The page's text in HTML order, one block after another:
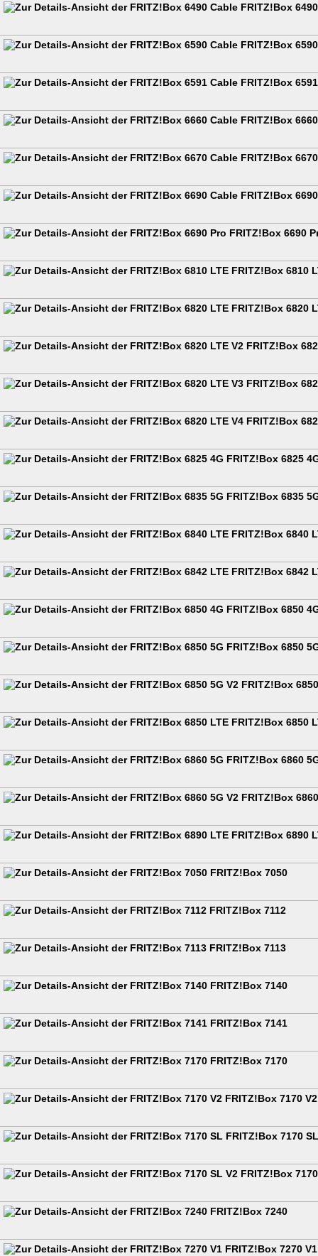
FRITZ!Box
FRITZ!Box
FRITZ!Box
FRITZ!Box
FRITZ!Box
FRITZ!Box
FRITZ!Box 6690
FRITZ!Box 6810
FRITZ!Box 6820
FRITZ!Box
FRITZ!Box
FRITZ!Box
FRITZ!Box 6825
FRITZ!Box 6835
FRITZ!Box 6840
FRITZ!Box 6842
FRITZ!Box 6850
FRITZ!Box 6850
FRITZ!Box
FRITZ!Box 6850
FRITZ!Box 6860
FRITZ!Box
FRITZ!Box 6890
FRITZ!Box 7050
FRITZ!Box 7112
FRITZ!Box 7113
FRITZ!Box 7140
FRITZ!Box 7141
FRITZ!Box 7170
FRITZ!Box 7170 V2
FRITZ!Box 7170 SL
FRITZ!Box
FRITZ!Box 7240
FRITZ!Box 7270 V1